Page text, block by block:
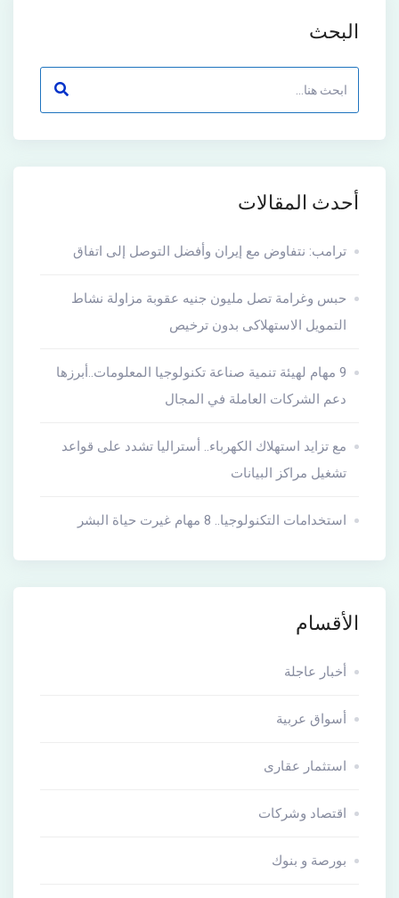
البحث
أحدث المقالات
ترامب: نتفاوض مع إيران وأفضل التوصل إلى اتفاق
حبس وغرامة تصل مليون جنيه عقوبة مزاولة نشاط
التمويل الاستهلاكى بدون ترخيص
9 مهام لهيئة تنمية صناعة تكنولوجيا المعلومات..أبرزها
دعم الشركات العاملة في المجال
مع تزايد استهلاك الكهرباء.. أستراليا تشدد على قواعد
تشغيل مراكز البيانات
استخدامات التكنولوجيا.. 8 مهام غيرت حياة البشر
الأقسام
أخبار عاجلة
أسواق عربية
استثمار عقارى
اقتصاد وشركات
بورصة و بنوك